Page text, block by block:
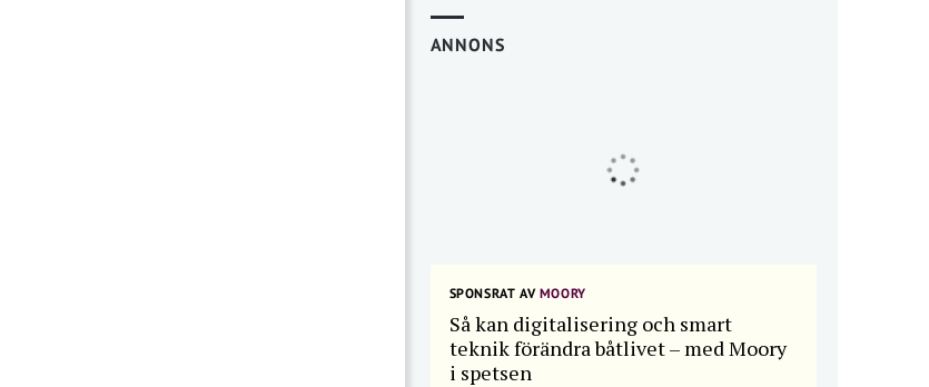
ANNONS
SPONSRAT AVMOORY
Så kan digitalisering och smart
teknik förändra båtlivet – med Moory
i spetsen